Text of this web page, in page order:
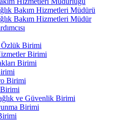
Bakım Hizmetleri Müdürü
Bakım Hizmetleri Müdür
Özlük Birimi
Birimi
Birimi
Birimi
ve Güvenlik Birimi
Birimi